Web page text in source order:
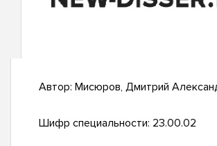
Автор: Мисюров, Дмитрий
Шифр специальности: 23.00.02